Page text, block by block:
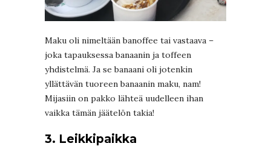
Maku oli nimeltään banoffee tai vastaava –
joka tapauksessa banaanin ja toffeen
yhdistelmä. Ja se banaani oli jotenkin
yllättävän tuoreen banaanin maku, nam!
Mijasiin on pakko lähteä uudelleen ihan
vaikka tämän jäätelön takia!
3. Leikkipaikka